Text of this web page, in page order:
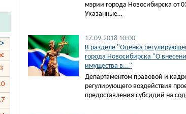
мэрии города Новосибирска от
Указанные…
17.09.2018 10:00
В разделе "Оценка
города Новосибирска "О
имущества в..."
Департаментом правовой и
регулирующего воздействия
предоставления субсидий на
>
3